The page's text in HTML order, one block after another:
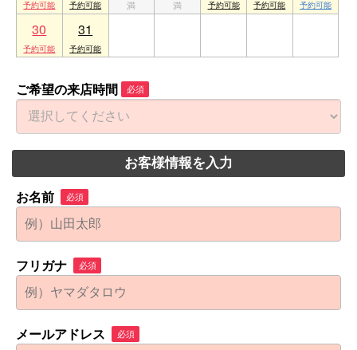
30 31
ご希望の来店時間 必須
お客様情報を入力
お名前 必須
フリガナ 必須
メールアドレス 必須